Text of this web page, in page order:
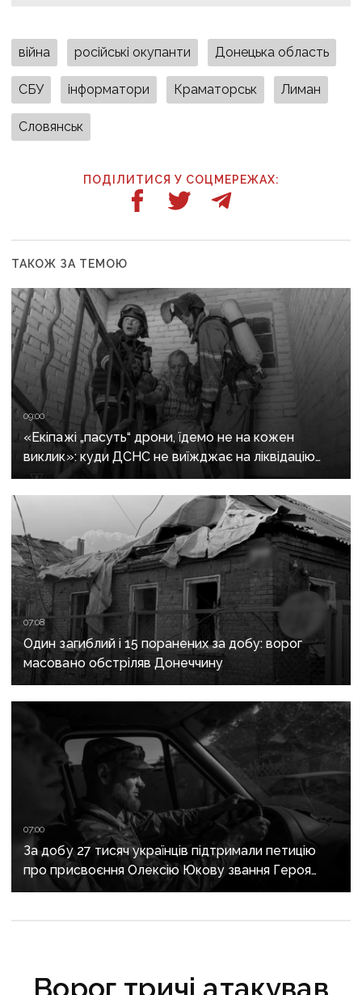
війна російські окупанти Донецька область
СБУ інформатори Краматорськ Лиман
Словянськ
ПОДІЛИТИСЯ У СОЦМЕРЕЖАХ:
ТАКОЖ ЗА ТЕМОЮ
09:00
«Екіпажі „пасуть“ дрони, їдемо не на кожен
виклик»: куди ДСНС не виїжджає на ліквідацію
надзвичайних ситуацій у Краматорську
та Слов’янську
07:08
Один загиблий і 15 поранених за добу: ворог
масовано обстріляв Донеччину
07:00
За добу 27 тисяч українців підтримали петицію
про присвоєння Олексію Юкову звання Героя
України посмертно
Ворог тричі атакував